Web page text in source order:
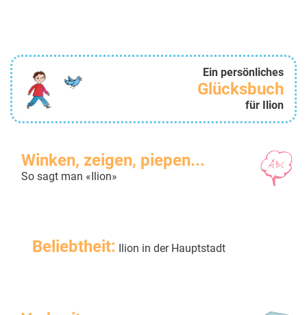
Ein persönliches
Glücksbuch
für Ilion
Winken, zeigen, piepen...
So sagt man «Ilion»
Beliebtheit: Ilion in der Hauptstadt